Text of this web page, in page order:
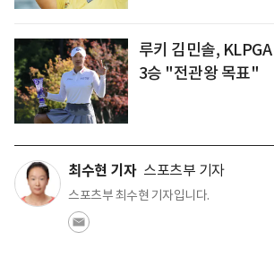
루키 김민솔,
3승 "전관왕 목표"
최수현 기자 스포츠부 기자
스포츠부 최수현 기자입니다.